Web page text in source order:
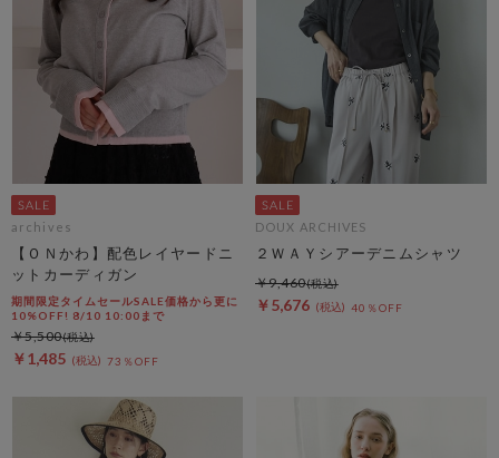
archives
【ＯＮかわ】配色レイヤードニ
ットカーディガン
期間限定タイムセールSALE価格から更に
10%OFF! 8/10 10:00まで
￥1,485 73％OFF
￥5,500
DOUX ARCHIVES
２ＷＡＹシアーデニムシャツ
￥5,676 40％OFF
￥9,460